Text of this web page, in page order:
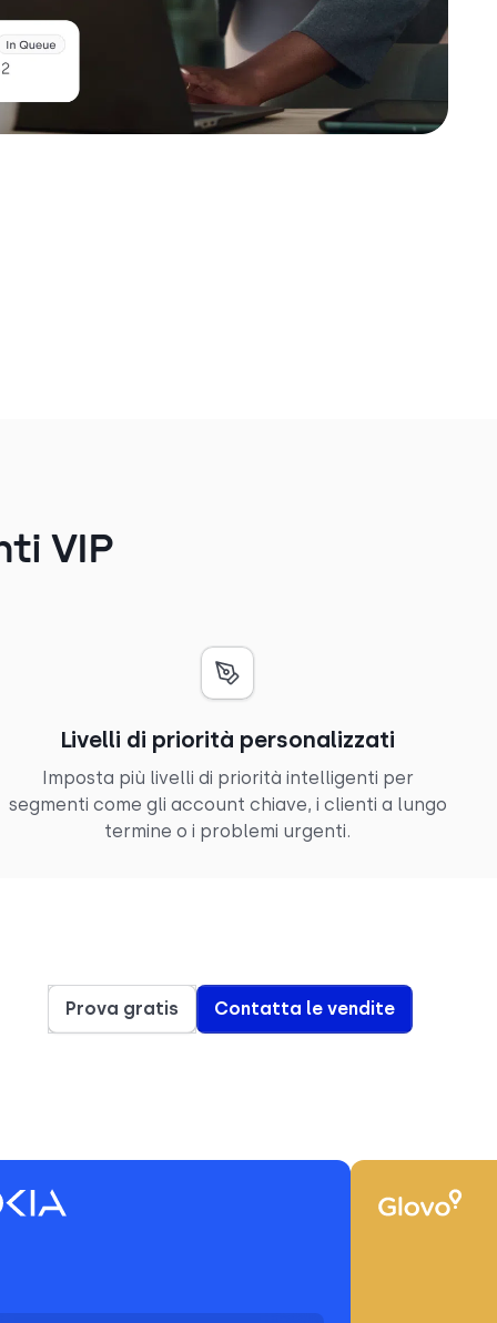
VIP
Livelli di priorità personalizzati
Imposta più livelli di priorità intelligenti per
segmenti come gli account chiave, i clienti a lungo
termine o i problemi urgenti.
Prova gratis Contatta le vendite